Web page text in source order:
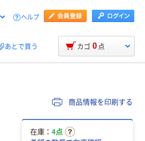
ヘルプ
あとで買う カゴ 0 点
商品情報を印刷する
在庫： 4点